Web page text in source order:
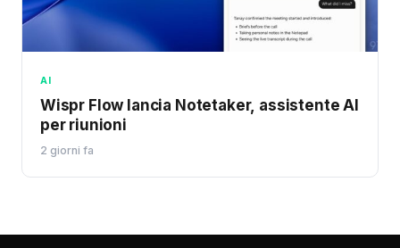
AI
Wispr Flow lancia Notetaker, assistente AI
per riunioni
2 giorni fa